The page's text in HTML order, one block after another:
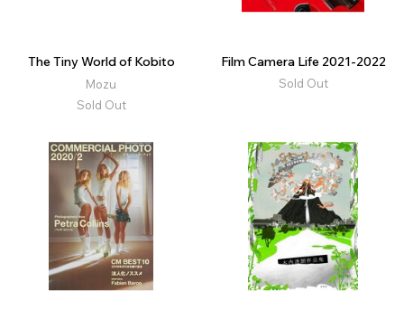
The Tiny World of Kobito
Mozu
Sold Out
Film Camera Life 2021-2022
Sold Out